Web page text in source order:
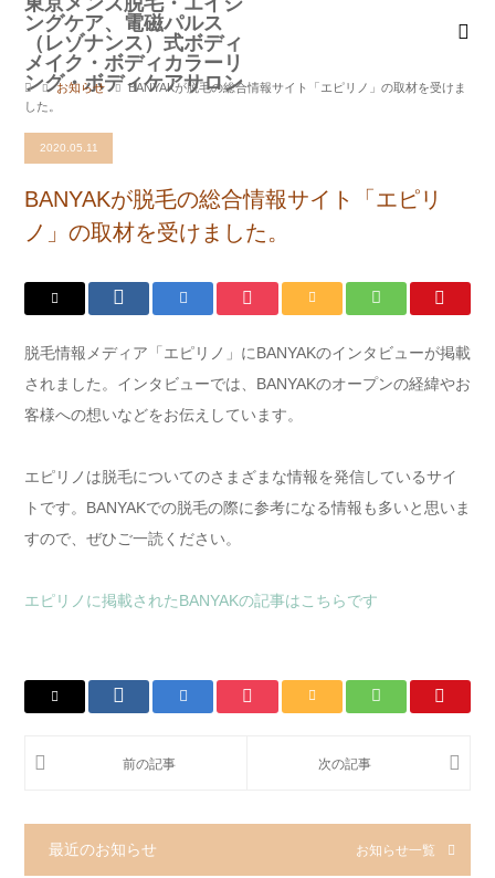
お知らせ
BANYAKが脱毛の総合情報サイト「エピリノ」の取材を受けま
した。
2020.05.11
BANYAKが脱毛の総合情報サイト「エピリ
ノ」の取材を受けました。
脱毛情報メディア「エピリノ」にBANYAKのインタビューが掲載
されました。インタビューでは、BANYAKのオープンの経緯やお
客様への想いなどをお伝えしています。
エピリノは脱毛についてのさまざまな情報を発信しているサイ
トです。BANYAKでの脱毛の際に参考になる情報も多いと思いま
すので、ぜひご一読ください。
エピリノに掲載されたBANYAKの記事はこちらです
最近のお知らせ お知らせ一覧